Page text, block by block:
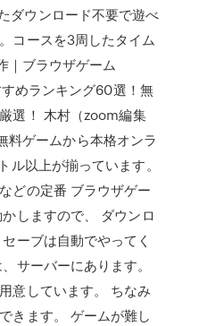
ダウンロード不要で遊べ
コースを3周したタイム
｜ブラウザゲーム
めランキング60選！無
選！ 木村（zoom編集
料ゲームから本格オンラ
以上が揃っています。
どの定番 ブラウザゲー
しますので、 ダウンロ
ーブは自動でやってく
サーバーにあります。
意しています。 ちなみ
きます。 ゲームが難し